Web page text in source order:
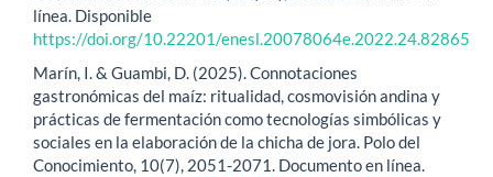
línea. Disponible
https://doi.org/10.22201/enesl.20078064e.2022.24.82865
Marín, I. & Guambi, D. (2025). Connotaciones
gastronómicas del maíz: ritualidad, cosmovisión andina y
prácticas de fermentación como tecnologías simbólicas y
sociales en la elaboración de la chicha de jora. Polo del
Conocimiento, 10(7), 2051-2071. Documento en línea.